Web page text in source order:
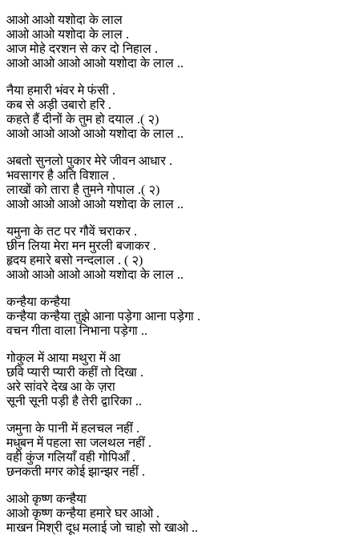
आओ आओ यशोदा के लाल
आओ आओ यशोदा के लाल .
आज मोहे दरशन से कर दो निहाल .
आओ आओ आओ आओ यशोदा के लाल ..
नैया हमारी भंवर मे फंसी .
कब से अड़ी उबारो हरि .
कहते हैं दीनों के तुम हो दयाल .( २)
आओ आओ आओ आओ यशोदा के लाल ..
अबतो सुनलो पुकार मेरे जीवन आधार .
भवसागर है अति विशाल .
लाखों को तारा है तुमने गोपाल .( २)
आओ आओ आओ आओ यशोदा के लाल ..
यमुना के तट पर गौवें चराकर .
छीन लिया मेरा मन मुरली बजाकर .
हृदय हमारे बसो नन्दलाल . ( २)
आओ आओ आओ आओ यशोदा के लाल ..
कन्हैया कन्हैया
कन्हैया कन्हैया तुझे आना पड़ेगा आना पड़ेगा .
वचन गीता वाला निभाना पड़ेगा ..
गोकुल में आया मथुरा में आ
छवि प्यारी प्यारी कहीं तो दिखा .
अरे सांवरे देख आ के ज़रा
सूनी सूनी पड़ी है तेरी द्वारिका ..
जमुना के पानी में हलचल नहीं .
मधुबन में पहला सा जलथल नहीं .
वही कुंज गलियाँ वही गोपिआँ .
छनकती मगर कोई झान्झर नहीं .
आओ कृष्ण कन्हैया
आओ कृष्ण कन्हैया हमारे घर आओ .
माखन मिश्री दूध मलाई जो चाहो सो खाओ ..